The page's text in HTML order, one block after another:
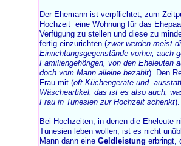
Der Ehemann ist verpflichtet, zum
Hochzeit eine Wohnung für das
Verfügung zu stellen und diese zu
fertig einzurichten (zwar werden meist
Einrichtungsgegenstände vorher, auch
Familiengehörigen, von den Eheleuten
doch vom Mann alleine bezahlt). Den
Frau mit (oft Küchengeräte und -
Wäscheartikel, das ist es also auch,
Frau in Tunesien zur Hochzeit schenkt).
Bei Hochzeiten, in denen die Eheleute
Tunesien leben wollen, ist es nicht
Mann dann eine Geldleistung erbringt,